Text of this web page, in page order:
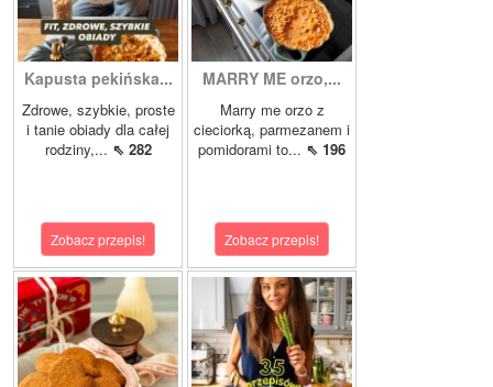
Kapusta pekińska...
Zdrowe, szybkie, proste
i tanie obiady dla całej
rodziny,... ⇖ 282
Zobacz przepis!
MARRY ME orzo,...
Marry me orzo z
cieciorką, parmezanem i
pomidorami to... ⇖ 196
Zobacz przepis!